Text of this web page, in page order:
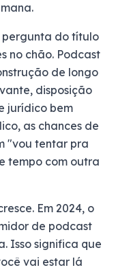
pergunta do título
no chão. Podcast
de longo
disposição
jurídico bem
as chances de
"vou tentar pra
tempo com outra
Em 2024, o
de podcast
Isso significa que
vai estar lá